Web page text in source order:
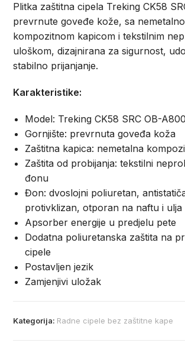
Plitka zaštitna cipela Treking CK58
prevrnute goveđe kože, sa
kompozitnom kapicom i tekstilnim
uloškom, dizajnirana za sigurnost,
stabilno prijanjanje.
Karakteristike:
Model: Treking CK58 SRC OB-
Gornjište: prevrnuta goveđa koža
Zaštitna kapica: nemetalna
Zaštita od probijanja: tekstilni
đonu
Đon: dvoslojni poliuretan,
protivklizan, otporan na naftu i ulja
Apsorber energije u predjelu pete
Dodatna poliuretanska zaštita na
cipele
Postavljen jezik
Zamjenjivi uložak
Kategorija: Radne cipele bez zaštitne kape